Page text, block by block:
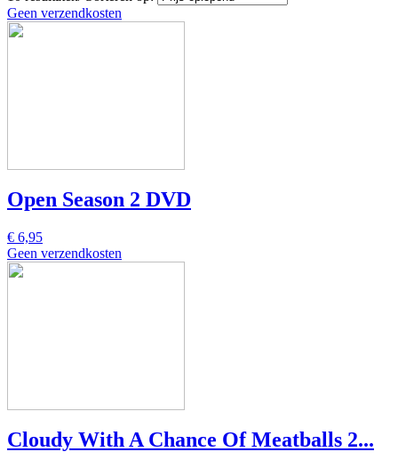
Geen verzendkosten
Open Season 2 DVD
€ 6,95
Geen verzendkosten
Cloudy With A Chance Of Meatballs 2...